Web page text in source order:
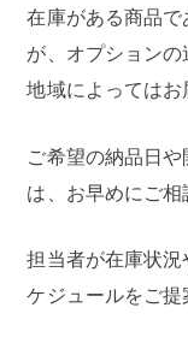
在庫がある商品
が、オプション
地域によってはお
ご希望の納品日
は、お早めにご相
担当者が在庫状
ケジュールをご提